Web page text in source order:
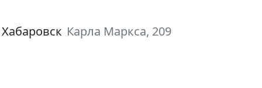
Карла Маркса, 209